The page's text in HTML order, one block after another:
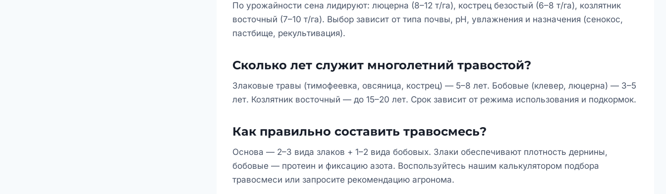
По урожайности сена лидируют: люцерна (8–12 т/га), кострец безостый (6–8 т/га), козлятник
восточный (7–10 т/га). Выбор зависит от типа почвы, pH, увлажнения и назначения (сенокос,
пастбище, рекультивация).
Сколько лет служит многолетний травостой?
Злаковые травы (тимофеевка, овсяница, кострец) — 5–8 лет. Бобовые (клевер, люцерна) — 3–5
лет. Козлятник восточный — до 15–20 лет. Срок зависит от режима использования и подкормок.
Как правильно составить травосмесь?
Основа — 2–3 вида злаков + 1–2 вида бобовых. Злаки обеспечивают плотность дернины,
бобовые — протеин и фиксацию азота. Воспользуйтесь нашим калькулятором подбора
травосмеси или запросите рекомендацию агронома.